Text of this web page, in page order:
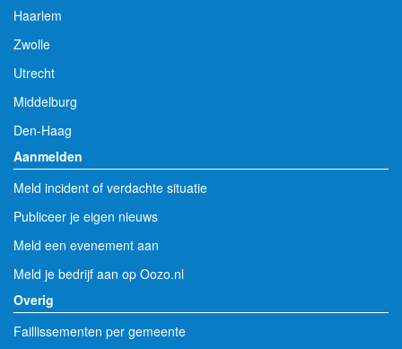
Haarlem
Zwolle
Utrecht
Middelburg
Den-Haag
Aanmelden
Meld incident of verdachte situatie
Publiceer je eigen nieuws
Meld een evenement aan
Meld je bedrijf aan op Oozo.nl
Overig
Faillissementen per gemeente